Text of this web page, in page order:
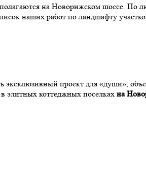
на Новорижском шоссе.
наших работ по ландшафту
проект для «души»,
элитных коттеджных поселках на